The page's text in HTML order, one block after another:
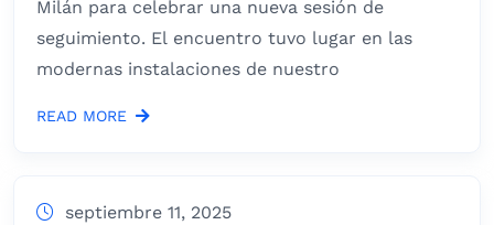
Milán para celebrar una nueva sesión de
seguimiento. El encuentro tuvo lugar en las
modernas instalaciones de nuestro
READ MORE
septiembre 11, 2025